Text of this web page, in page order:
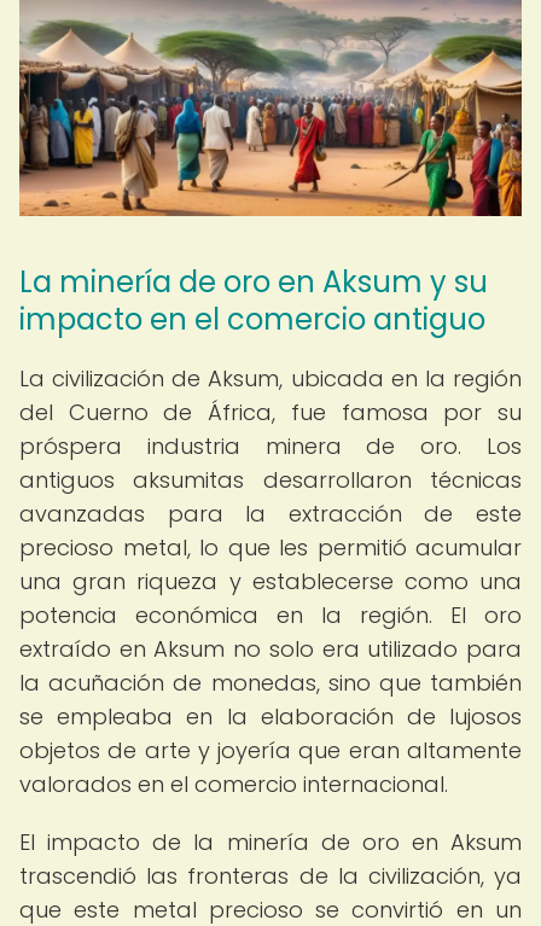
La minería de oro en Aksum y su
impacto en el comercio antiguo
La civilización de Aksum, ubicada en la región
del Cuerno de África, fue famosa por su
próspera industria minera de oro. Los
antiguos aksumitas desarrollaron técnicas
avanzadas para la extracción de este
precioso metal, lo que les permitió acumular
una gran riqueza y establecerse como una
potencia económica en la región. El oro
extraído en Aksum no solo era utilizado para
la acuñación de monedas, sino que también
se empleaba en la elaboración de lujosos
objetos de arte y joyería que eran altamente
valorados en el comercio internacional.
El impacto de la minería de oro en Aksum
trascendió las fronteras de la civilización, ya
que este metal precioso se convirtió en un